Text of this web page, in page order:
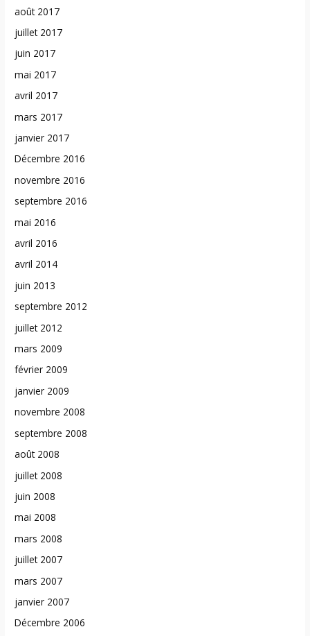
août 2017
juillet 2017
juin 2017
mai 2017
avril 2017
mars 2017
janvier 2017
Décembre 2016
novembre 2016
septembre 2016
mai 2016
avril 2016
avril 2014
juin 2013
septembre 2012
juillet 2012
mars 2009
février 2009
janvier 2009
novembre 2008
septembre 2008
août 2008
juillet 2008
juin 2008
mai 2008
mars 2008
juillet 2007
mars 2007
janvier 2007
Décembre 2006